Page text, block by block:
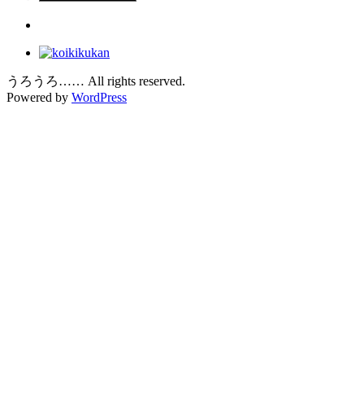
うろうろ…… All rights reserved.
Powered by WordPress